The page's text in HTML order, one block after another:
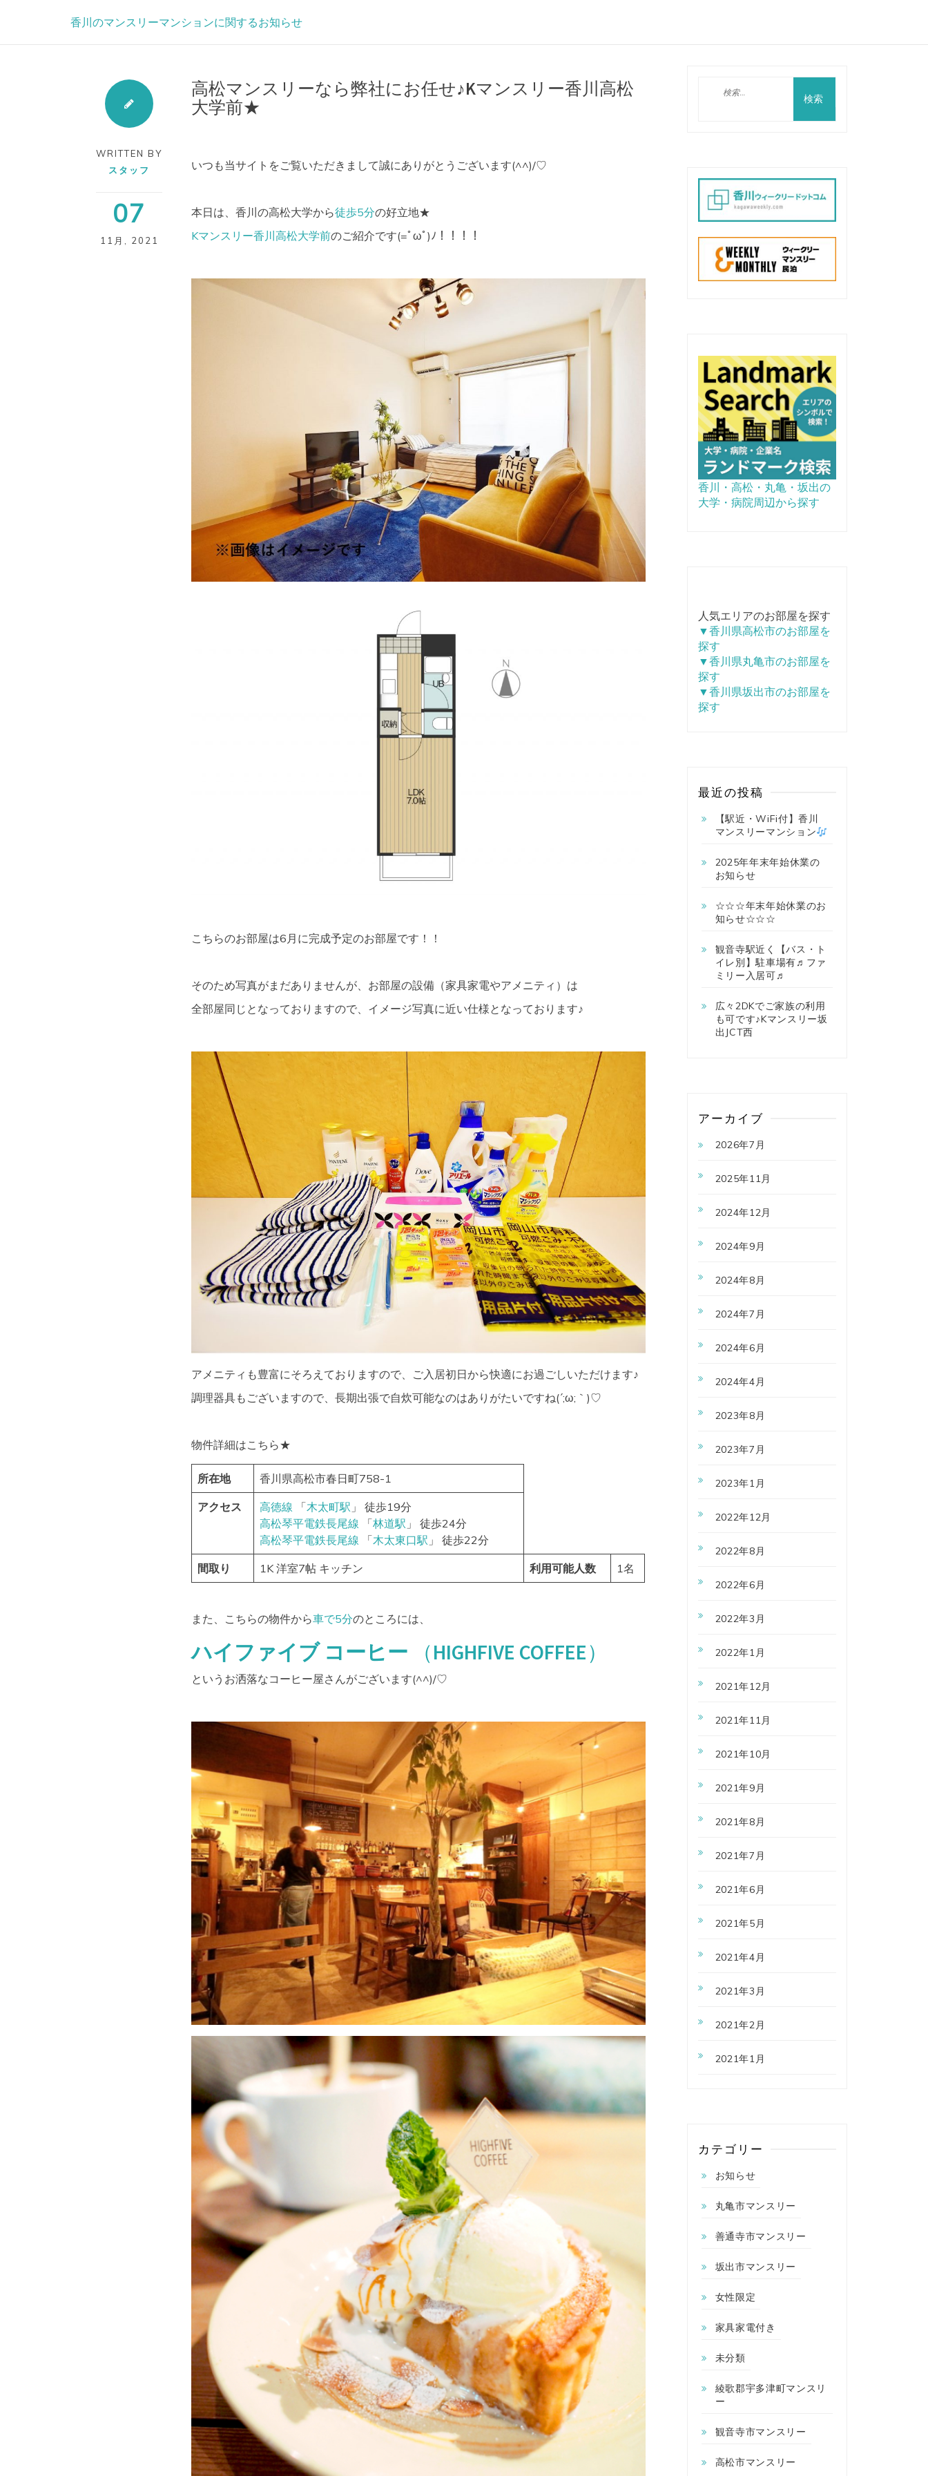
香川のマンスリーマンションに関するお知らせ
WRITTEN BY
スタッフ
07
11月 2021
高松マンスリーなら弊社にお任せ♪Kマンスリー香川高松
大学前★
いつも当サイトをご覧いただきまして誠にありがとうございます(^^)/♡
本日は、香川の高松大学から徒歩5分の好立地★
Kマンスリー香川高松大学前のご紹介です(=ﾟωﾟ)ﾉ！！！！
こちらのお部屋は6月に完成予定のお部屋です！！
そのため写真がまだありませんが、お部屋の設備（家具家電やアメニティ）は
全部屋同じとなっておりますので、イメージ写真に近い仕様となっております♪
アメニティも豊富にそろえておりますので、ご入居初日から快適にお過ごしいただけます♪
調理器具もございますので、長期出張で自炊可能なのはありがたいですね(´;ω;｀)♡
物件詳細はこちら★
所在地 香川県高松市春日町758-1
アクセス 高徳線 「木太町駅 」 徒歩19分
高松琴平電鉄長尾線 「林道駅 」 徒歩24分
高松琴平電鉄長尾線 「木太東口駅 」 徒歩22分
間取り 1K 洋室7帖 キッチン 利用可能人数 1名
また、こちらの物件から車で5分のところには、
ハイファイブ コーヒー （HIGHFIVE COFFEE）
というお洒落なコーヒー屋さんがございます(^^)/♡
香川・高松・丸亀・坂出の
大学・病院周辺から探す
人気エリアのお部屋を探す
▼香川県高松市のお部屋を
探す
▼香川県丸亀市のお部屋を
探す
▼香川県坂出市のお部屋を
探す
最近の投稿
【駅近・WiFi付】香川
マンスリーマンション
2025年年末年始休業の
お知らせ
☆☆☆年末年始休業のお
知らせ☆☆☆
観音寺駅近く【バス・ト
イレ別】駐車場有♬ファ
ミリー入居可♬
広々2DKでご家族の利用
も可です♪Kマンスリー坂
出JCT西
アーカイブ
2026年7月
2025年11月
2024年12月
2024年9月
2024年8月
2024年7月
2024年6月
2024年4月
2023年8月
2023年7月
2023年1月
2022年12月
2022年8月
2022年6月
2022年3月
2022年1月
2021年12月
2021年11月
2021年10月
2021年9月
2021年8月
2021年7月
2021年6月
2021年5月
2021年4月
2021年3月
2021年2月
2021年1月
カテゴリー
お知らせ
丸亀市マンスリー
善通寺市マンスリー
坂出市マンスリー
女性限定
家具家電付き
未分類
綾歌郡宇多津町マンスリ
ー
観音寺市マンスリー
高松市マンスリー